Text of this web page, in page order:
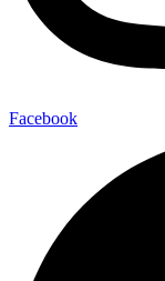
Facebook